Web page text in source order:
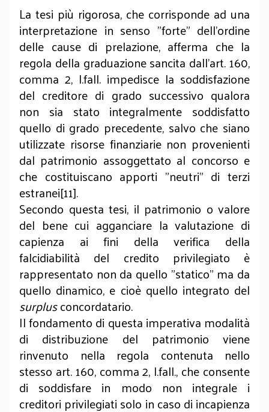
La tesi più rigorosa, che corrisponde ad una
interpretazione in senso "forte" dell'ordine
delle cause di prelazione, afferma che la
regola della graduazione sancita dall'art. 160,
comma 2, l.fall. impedisce la soddisfazione
del creditore di grado successivo qualora
non sia stato integralmente soddisfatto
quello di grado precedente, salvo che siano
utilizzate risorse finanziarie non provenienti
dal patrimonio assoggettato al concorso e
che costituiscano apporti "neutri" di terzi
estranei[11].
Secondo questa tesi, il patrimonio o valore
del bene cui agganciare la valutazione di
capienza ai fini della verifica della
falcidiabilità del credito privilegiato è
rappresentato non da quello "statico" ma da
quello dinamico, e cioè quello integrato del
surplusconcordatario.
Il fondamento di questa imperativa modalità
di distribuzione del patrimonio viene
rinvenuto nella regola contenuta nello
stesso art. 160, comma 2, l.fall., che consente
di soddisfare in modo non integrale i
creditori privilegiati solo in caso di incapienza